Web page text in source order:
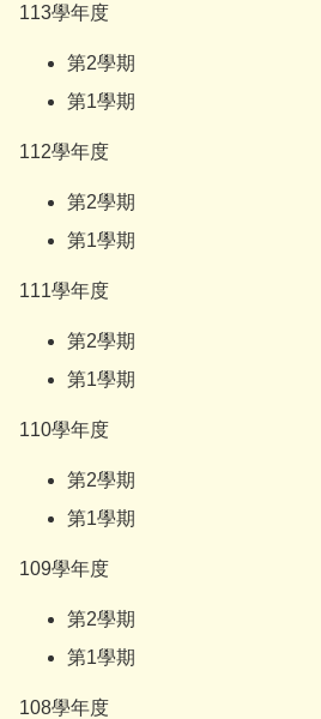
113學年度
第2學期
第1學期
112學年度
第2學期
第1學期
111學年度
第2學期
第1學期
110學年度
第2學期
第1學期
109學年度
第2學期
第1學期
108學年度